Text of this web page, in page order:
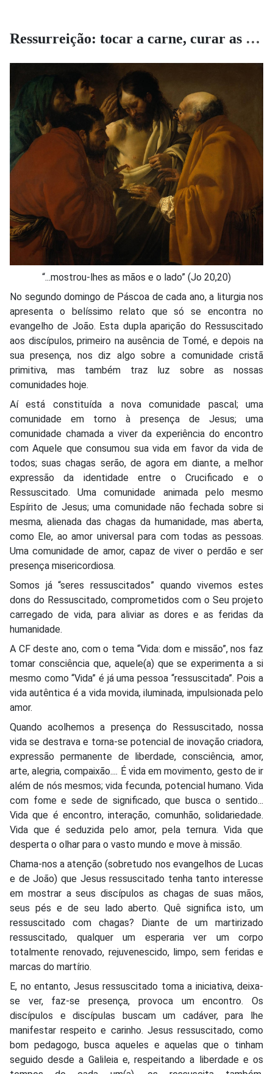
Ressurreição: tocar a carne, curar as feridas
“...mostrou-lhes as mãos e o lado” (Jo 20,20)
No segundo domingo de Páscoa de cada ano, a liturgia nos
apresenta o belíssimo relato que só se encontra no
evangelho de João. Esta dupla aparição do Ressuscitado
aos discípulos, primeiro na ausência de Tomé, e depois na
sua presença, nos diz algo sobre a comunidade cristã
primitiva, mas também traz luz sobre as nossas
comunidades hoje.
Aí está constituída a nova comunidade pascal; uma
comunidade em torno à presença de Jesus; uma
comunidade chamada a viver da experiência do encontro
com Aquele que consumou sua vida em favor da vida de
todos; suas chagas serão, de agora em diante, a melhor
expressão da identidade entre o Crucificado e o
Ressuscitado. Uma comunidade animada pelo mesmo
Espírito de Jesus; uma comunidade não fechada sobre si
mesma, alienada das chagas da humanidade, mas aberta,
como Ele, ao amor universal para com todas as pessoas.
Uma comunidade de amor, capaz de viver o perdão e ser
presença misericordiosa.
Somos já “seres ressuscitados” quando vivemos estes
dons do Ressuscitado, comprometidos com o Seu projeto
carregado de vida, para aliviar as dores e as feridas da
humanidade.
A CF deste ano, com o tema “Vida: dom e missão”, nos faz
tomar consciência que, aquele(a) que se experimenta a si
mesmo como “Vida” é já uma pessoa “ressuscitada”. Pois a
vida autêntica é a vida movida, iluminada, impulsionada pelo
amor.
Quando acolhemos a presença do Ressuscitado, nossa
vida se destrava e torna-se potencial de inovação criadora,
expressão permanente de liberdade, consciência, amor,
arte, alegria, compaixão.... É vida em movimento, gesto de ir
além de nós mesmos; vida fecunda, potencial humano. Vida
com fome e sede de significado, que busca o sentido...
Vida que é encontro, interação, comunhão, solidariedade.
Vida que é seduzida pelo amor, pela ternura. Vida que
desperta o olhar para o vasto mundo e move à missão.
Chama-nos a atenção (sobretudo nos evangelhos de Lucas
e de João) que Jesus ressuscitado tenha tanto interesse
em mostrar a seus discípulos as chagas de suas mãos,
seus pés e de seu lado aberto. Quê significa isto, um
ressuscitado com chagas? Diante de um martirizado
ressuscitado, qualquer um esperaria ver um corpo
totalmente renovado, rejuvenescido, limpo, sem feridas e
marcas do martírio.
E, no entanto, Jesus ressuscitado toma a iniciativa, deixa-
se ver, faz-se presença, provoca um encontro. Os
discípulos e discípulas buscam um cadáver, para lhe
manifestar respeito e carinho. Jesus ressuscitado, como
bom pedagogo, busca aqueles e aquelas que o tinham
seguido desde a Galileia e, respeitando a liberdade e os